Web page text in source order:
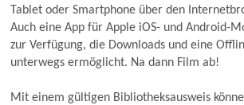
Tablet oder Smartphone über den
Auch eine App für Apple iOS- und Android-
zur Verfügung, die Downloads und eine
unterwegs ermöglicht. Na dann Film ab!
Mit einem gültigen Bibliotheksausweis